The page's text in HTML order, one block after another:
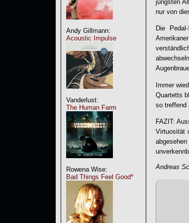
Andy Gillmann:
Acoustic Impulse
Vanderlust:
The Human Farm
Rowena Wise:
Bad Things Feel Good*
jüngsten
nur von
Die
Immer
Quartetts
so treffend
FAZIT:
Virtuosität
Andreas